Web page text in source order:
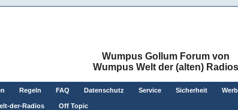
Wumpus Gollum Forum von
Wumpus Welt der (alten) Radios
Regeln FAQ Datenschutz Service Sicherheit
der-Radios Off Topic